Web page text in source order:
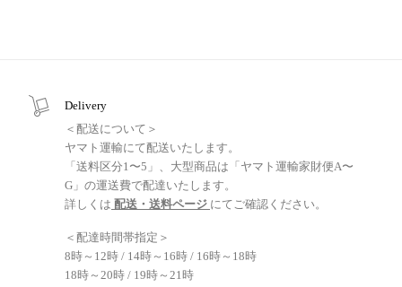
Delivery
＜配送について＞
ヤマト運輸にて配送いたします。
「送料区分1〜5」、大型商品は「ヤマト運輸家財便A〜
G」の運送費で配達いたします。
詳しくは 配送・送料ページ にてご確認ください。
＜配達時間帯指定＞
8時～12時 / 14時～16時 / 16時～18時
18時～20時 / 19時～21時